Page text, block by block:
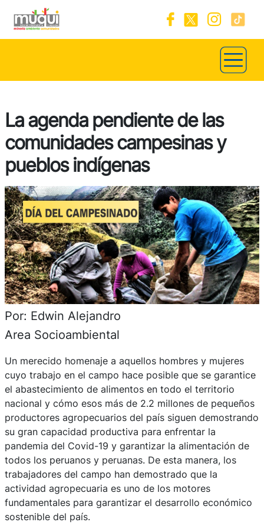
La agenda pendiente de las
comunidades campesinas y
pueblos indígenas
Por: Edwin Alejandro
Area Socioambiental
Un merecido homenaje a aquellos hombres y mujeres
cuyo trabajo en el campo hace posible que se garantice
el abastecimiento de alimentos en todo el territorio
nacional y cómo esos más de 2.2 millones de pequeños
productores agropecuarios del país siguen demostrando
su gran capacidad productiva para enfrentar la
pandemia del Covid-19 y garantizar la alimentación de
todos los peruanos y peruanas. De esta manera, los
trabajadores del campo han demostrado que la
actividad agropecuaria es uno de los motores
fundamentales para garantizar el desarrollo económico
sostenible del país.